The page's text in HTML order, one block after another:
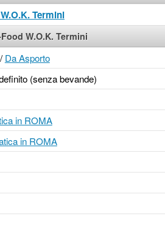
Termini
W.O.K. Termini
Da Asporto
(senza bevande)
in ROMA
in ROMA